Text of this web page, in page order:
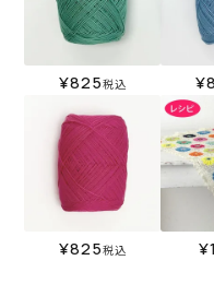
¥825税込 ¥
¥825税込 ¥